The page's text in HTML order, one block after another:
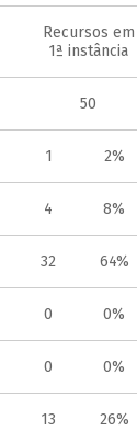
Recursos em
1ª instância
50
1 2%
4 8%
32 64%
0 0%
0 0%
13 26%